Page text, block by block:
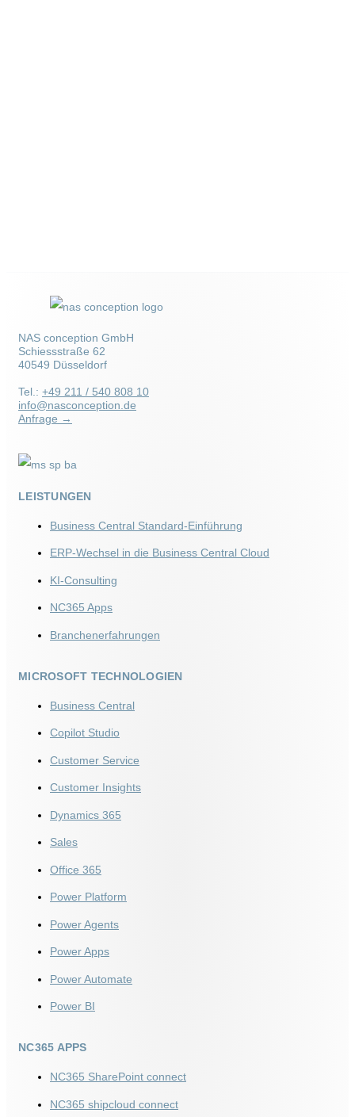
NAS conception GmbH
Schiessstraße 62
40549 Düsseldorf
Tel.: +49 211 / 540 808 10
info@nasconception.de
Anfrage →
LEISTUNGEN
Business Central Standard-Einführung
ERP-Wechsel in die Business Central Cloud
KI‑Consulting
NC365 Apps
Branchenerfahrungen
MICROSOFT TECHNOLOGIEN
Business Central
Copilot Studio
Customer Service
Customer Insights​
Dynamics 365
Sales
Office 365
Power Platform
Power Agents
Power Apps
Power Automate
Power BI
NC365 APPS
NC365 SharePoint connect
NC365 shipcloud connect